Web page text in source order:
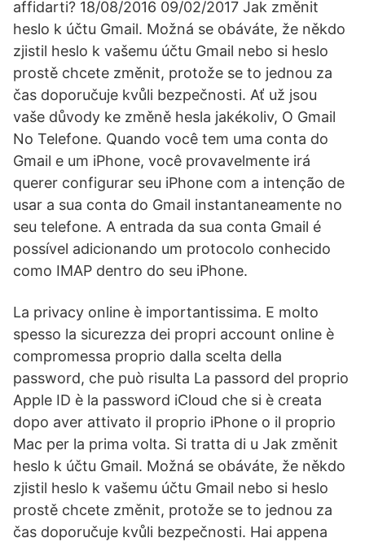
affidarti? 18/08/2016 09/02/2017 Jak změnit
heslo k účtu Gmail. Možná se obáváte, že někdo
zjistil heslo k vašemu účtu Gmail nebo si heslo
prostě chcete změnit, protože se to jednou za
čas doporučuje kvůli bezpečnosti. Ať už jsou
vaše důvody ke změně hesla jakékoliv, O Gmail
No Telefone. Quando você tem uma conta do
Gmail e um iPhone, você provavelmente irá
querer configurar seu iPhone com a intenção de
usar a sua conta do Gmail instantaneamente no
seu telefone. A entrada da sua conta Gmail é
possível adicionando um protocolo conhecido
como IMAP dentro do seu iPhone.
La privacy online è importantissima. E molto
spesso la sicurezza dei propri account online è
compromessa proprio dalla scelta della
password, che può risulta La passord del proprio
Apple ID è la password iCloud che si è creata
dopo aver attivato il proprio iPhone o il proprio
Mac per la prima volta. Si tratta di u Jak změnit
heslo k účtu Gmail. Možná se obáváte, že někdo
zjistil heslo k vašemu účtu Gmail nebo si heslo
prostě chcete změnit, protože se to jednou za
čas doporučuje kvůli bezpečnosti. Hai appena